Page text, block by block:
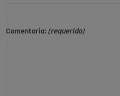
Comentario: (requerido)